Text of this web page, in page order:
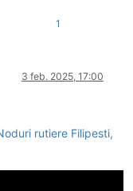
1
3 feb. 2025, 17:00
rutiere Filipesti,